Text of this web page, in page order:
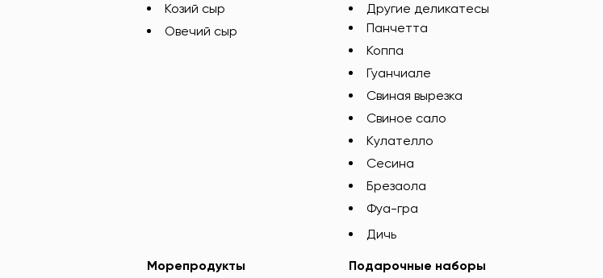
Козий сыр
Овечий сыр
Другие деликатесы
Панчетта
Коппа
Гуанчиале
Свиная вырезка
Свиное сало
Кулателло
Сесина
Брезаола
Фуа-гра
Дичь
Морепродукты
Подарочные наборы